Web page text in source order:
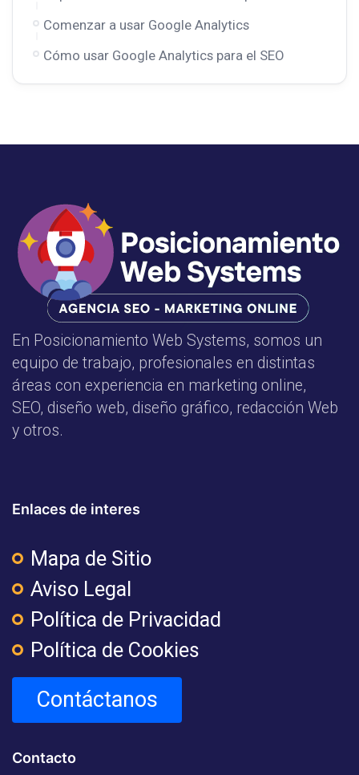
Comenzar a usar Google Analytics
Cómo usar Google Analytics para el SEO
En Posicionamiento Web Systems, somos un
equipo de trabajo, profesionales en distintas
áreas con experiencia en marketing online,
SEO, diseño web, diseño gráfico, redacción Web
y otros.
Enlaces de interes
Mapa de Sitio
Aviso Legal
Política de Privacidad
Política de Cookies
Contáctanos
Contacto